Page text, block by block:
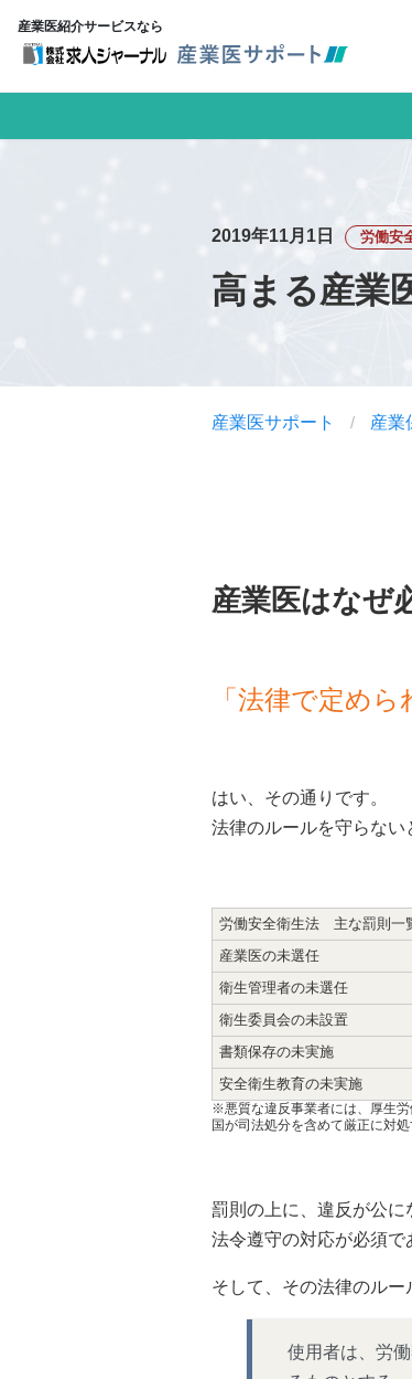
産業医紹介サービスなら
2019年11月1日 労働安
高まる産業
産業医サポート / 産業
産業医はなぜ
「法律で定めら
はい、その通りです。
法律のルールを守らない
労働安全衛生法 主な罰則一
産業医の未選任
衛生管理者の未選任
衛生委員会の未設置
書類保存の未実施
安全衛生教育の未実施
※悪質な違反事業者には、厚生労
国が司法処分を含めて厳正に対
罰則の上に、違反が公
法令遵守の対応が必須で
そして、その法律のルー
使用者は、労